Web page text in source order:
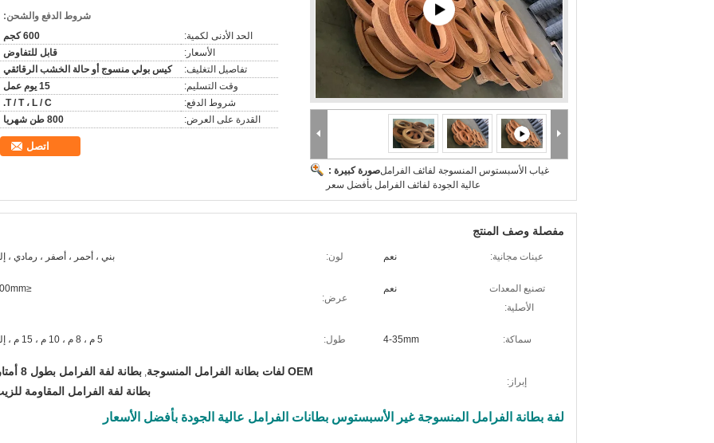
صورة كبيرة :غياب الأسبستوس المنسوجة لفائف الفرامل
عالية الجودة لفائف الفرامل بأفضل سعر
شروط الدفع والشحن:
الحد الأدنى لكمية:
600 كجم
الأسعار:
قابل للتفاوض
تفاصيل التغليف:
كيس بولي منسوج أو حالة الخشب الرقائقي
وقت التسليم:
15 يوم عمل
شروط الدفع:
T / T ، L / C.
القدرة على العرض:
800 طن شهريا
اتصل
مفصلة وصف المنتج
عينات مجانية: نعم لون: بني ، أحمر ، أصفر ، رمادي ،
تصنيع المعدات
الأصلية:
نعم
عرض:
≤600mm
سماكة: 4-35mm طول: 5 م ، 8 م ، 10 م ، 15 م ، إلخ
إبراز:
OEM لفات بطانة الفرامل المنسوجة , بطانة لفة الفرامل بطول 8 أمتار
بطانة لفة الفرامل المقاومة
لفة بطانة الفرامل المنسوجة غير الأسبستوس بطانات الفرامل عالية الجودة بأفضل الأسعار